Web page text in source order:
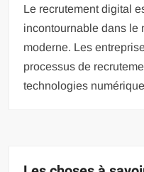
Le recrutement digital
incontournable dans le
moderne. Les
processus de
technologies